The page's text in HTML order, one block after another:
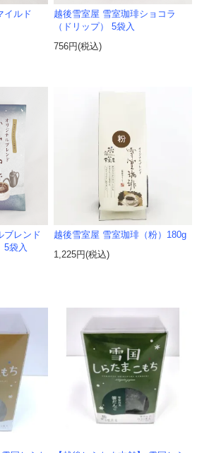
イルド
越後雪室屋 雪室珈琲ショコラ
（ドリップ） 5袋入
756円(税込)
ブレンド
5袋入
越後雪室屋 雪室珈琲（粉）180g
1,225円(税込)